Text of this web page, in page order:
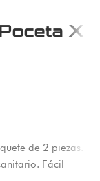
X
de 2 piezas.
Fácil